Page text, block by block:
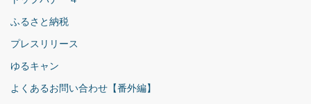
ふるさと納税
プレスリリース
ゆるキャン
よくあるお問い合わせ【番外編】